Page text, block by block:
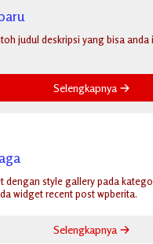
judul deskripsi yang bisa anda
Selengkapnya
dengan style gallery pada
widget recent post wpberita.
Selengkapnya